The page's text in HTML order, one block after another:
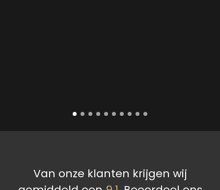
Van onze klanten krijgen wij